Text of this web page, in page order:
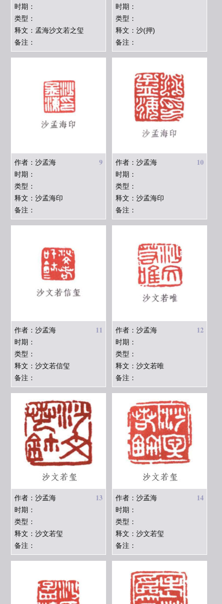
时期：
类型：
释文：孟海沙文若之玺
备注：
时期：
类型：
释文：沙(押)
备注：
9
作者：沙孟海
时期：
类型：
释文：沙孟海印
备注：
10
作者：沙孟海
时期：
类型：
释文：沙孟海印
备注：
11
作者：沙孟海
时期：
类型：
释文：沙文若信玺
备注：
12
作者：沙孟海
时期：
类型：
释文：沙文若唯
备注：
13
作者：沙孟海
时期：
类型：
释文：沙文若玺
备注：
14
作者：沙孟海
时期：
类型：
释文：沙文若玺
备注：